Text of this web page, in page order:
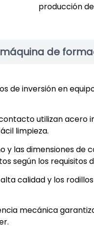
producción
de
de inversión en
utilizan acero
limpieza.
y las dimensiones
según los requisitos
calidad y los
mecánica